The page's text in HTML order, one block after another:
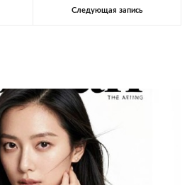
Следующая запись